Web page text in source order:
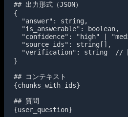
## 出力形式（JSON）
{
  "answer": string,
  "is_answerable": boolean,
"confidence": "high" |
  "source_ids": string[],
"verification": string  //
}
## コンテキスト
{chunks_with_ids}
## 質問
{user_question}